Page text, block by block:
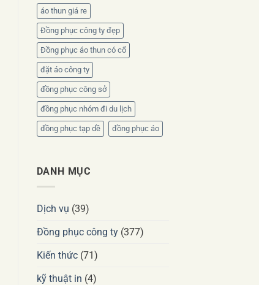
áo thun giá re
Đồng phục công ty đẹp
Đồng phục áo thun có cổ
đặt áo công ty
đồng phục công sở
đồng phục nhóm đi du lịch
đồng phục tạp dề đồng phục áo
DANH MỤC
Dịch vụ (39)
Đồng phục công ty(377)
Kiến thức(71)
kỹ thuật in (4)